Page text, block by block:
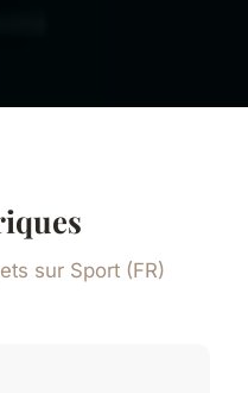
sur Sport (FR)